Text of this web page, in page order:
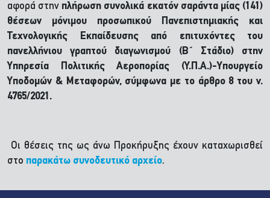
αφορά στην πλήρωση συνολικά εκατόν σαράντα μίας (141)
θέσεων μόνιμου προσωπικού Πανεπιστημιακής και
Τεχνολογικής Εκπαίδευσης από επιτυχόντες του
πανελλήνιου γραπτού διαγωνισμού (Β΄ Στάδιο) στην
Υπηρεσία Πολιτικής Αεροπορίας (Υ.Π.Α.)-Υπουργείο
Υποδομών & Μεταφορών, σύμφωνα με το άρθρο 8 του ν.
4765/2021.
Οι θέσεις της ως άνω Προκήρυξης έχουν καταχωρισθεί
στο παρακάτω συνοδευτικό αρχείο.